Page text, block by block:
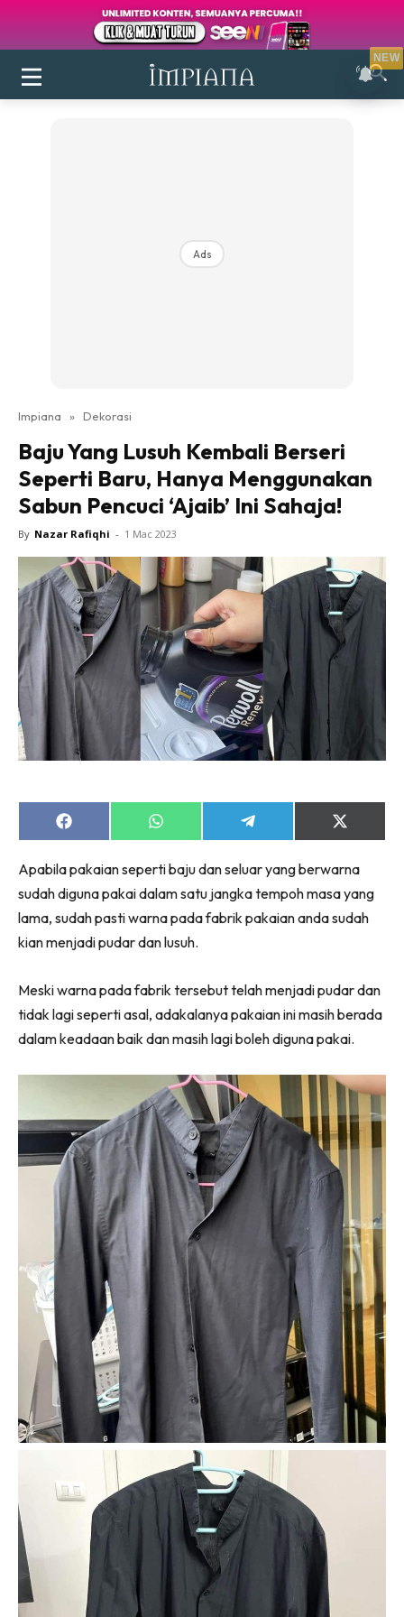
Login|Register
Ruang Makan
Ruang Tamu
Direktori
Interior Design
Landskap
DIY
Bilik Air
Bilik Tidur
Dapur
Ruang Makan
Make Over
Bilik Tidur
Ruang Makan
Ruang Tamu
Menarik Lagi
Casa Impiana
Impiana Makeover
Makeover Ruang Selebriti
Hotel
Kafe
Hartanah
Landed
Video
Beli Di Mana
Buat Sendiri
Ilham Impiana
Ilham Impiana 360
Ilham Impiana Inspirasi Selebriti
Impiana TV
Casa Impiana
Impiana MakeOver
Lahar Dekor
Sembang Dekor
Sembang Laman
Tip Impiana
Tip Laman
Hub Ideaktiv
Ads
Impiana » Dekorasi
Baju Yang Lusuh Kembali Berseri
Seperti Baru, Hanya Menggunakan
Sabun Pencuci ‘Ajaib’ Ini Sahaja!
By Nazar Rafiqhi - 1 Mac 2023
Share
on
Share
on
Share
on
Share
on
(Twitter)
Apabila pakaian seperti baju dan seluar yang berwarna
sudah diguna pakai dalam satu jangka tempoh masa yang
lama, sudah pasti warna pada fabrik pakaian anda sudah
kian menjadi pudar dan lusuh.
Meski warna pada fabrik tersebut telah menjadi pudar dan
tidak lagi seperti asal, adakalanya pakaian ini masih berada
dalam keadaan baik dan masih lagi boleh diguna pakai.
NEW